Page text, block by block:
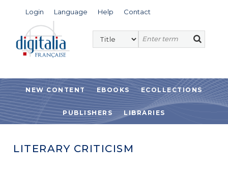
Login Language Help Contact
NEW CONTENT EBOOKS ECOLLECTIONS
PUBLISHERS LIBRARIES
LITERARY CRITICISM